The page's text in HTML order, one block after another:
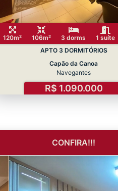
120m² 106m² 3 dorms 1 suíte
APTO 3 DORMITÓRIOS
Capão da Canoa
Navegantes
R$ 1.090.000
CONFIRA!!!